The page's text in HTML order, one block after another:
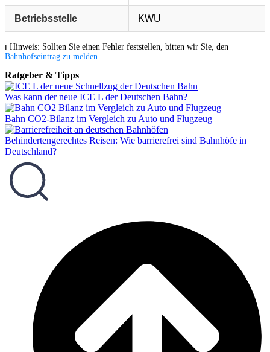
Betriebsstelle KWU
ℹ️ Hinweis: Sollten Sie einen Fehler feststellen, bitten wir Sie, den
Bahnhofseintrag zu melden
Ratgeber & Tipps
Was kann der neue ICE L der Deutschen Bahn?
Bahn CO2-Bilanz im Vergleich zu Auto und Flugzeug
Behindertengerechtes Reisen: Wie barrierefrei sind Bahnhöfe in
Deutschland?